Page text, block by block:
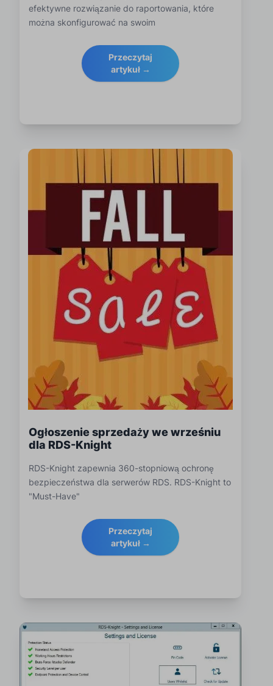
efektywne rozwiązanie do raportowania, które
można skonfigurować na swoim
Przeczytaj
artykuł →
Ogłoszenie sprzedaży we wrześniu
dla RDS-Knight
RDS-Knight zapewnia 360-stopniową ochronę
bezpieczeństwa dla serwerów RDS. RDS-Knight to
"Must-Have"
Przeczytaj
artykuł →